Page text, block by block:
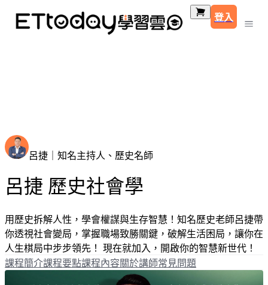
登入
呂捷｜知名主持人、歷史名師
呂捷 歷史社會學
用歷史拆解人性，學會權謀與生存智慧！知名歷史老師呂捷帶
你透視社會變局，掌握職場致勝關鍵，破解生活困局，讓你在
人生棋局中步步領先！ 現在就加入，開啟你的智慧新世代！
課程簡介課程要點課程內容關於講師常見問題